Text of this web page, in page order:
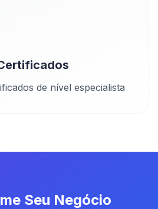
de nível especialista
Seu Negócio